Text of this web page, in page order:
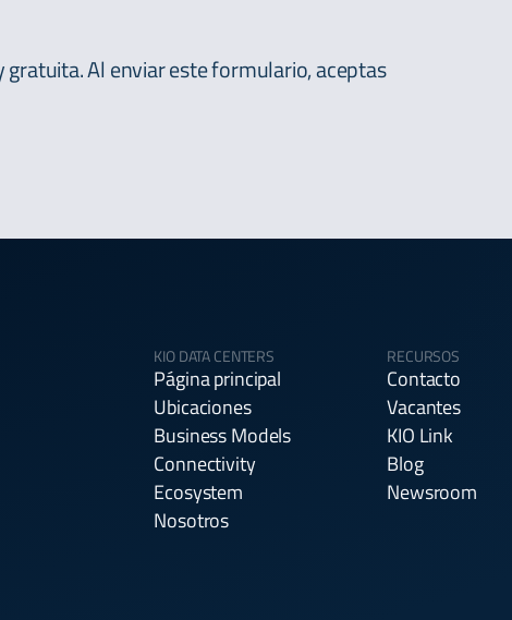
gratuita. Al enviar este formulario, aceptas
KIO DATA CENTERS
Página principal
Ubicaciones
Business Models
Connectivity
Ecosystem
Nosotros
RECURSOS
Contacto
Vacantes
KIO Link
Blog
Newsroom